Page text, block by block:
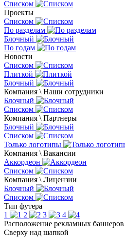
Списком
Проекты
Списком
По разделам
Блочный
По годам
Новости
Списком
Плиткой
Блочный
Компания \ Наши сотрудники
Блочный
Списком
Компания \ Партнеры
Блочный
Списком
Только логотипы
Компания \ Вакансии
Аккордеон
Списком
Компания \ Лицензии
Блочный
Списком
Тип футера
1
2 3
4
Расположение рекламных баннеров
Сверху над шапкой